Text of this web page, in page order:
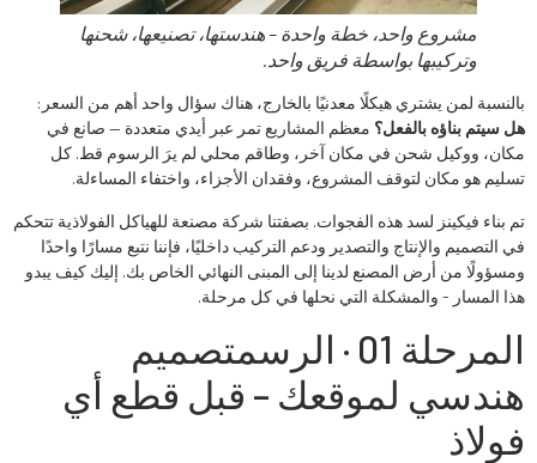
مشروع واحد، خطة واحدة – هندستها، تصنيعها، شحنها
وتركيبها بواسطة فريق واحد.
بالنسبة لمن يشتري هيكلًا معدنيًا بالخارج، هناك سؤال واحد أهم من السعر:
هل سيتم بناؤه بالفعل؟ معظم المشاريع تمر عبر أيدي متعددة — صانع في
مكان، ووكيل شحن في مكان آخر، وطاقم محلي لم يرَ الرسوم قط. كل
تسليم هو مكان لتوقف المشروع، وفقدان الأجزاء، واختفاء المساءلة.
تم بناء فيكينز لسد هذه الفجوات. بصفتنا شركة مصنعة للهياكل الفولاذية تتحكم
في التصميم والإنتاج والتصدير ودعم التركيب داخليًا، فإننا نتبع مسارًا واحدًا
ومسؤولًا من أرض المصنع لدينا إلى المبنى النهائي الخاص بك. إليك كيف يبدو
هذا المسار - والمشكلة التي نحلها في كل مرحلة.
المرحلة 01 · الرسم
تصميم
هندسي لموقعك – قبل قطع أي
فولاذ